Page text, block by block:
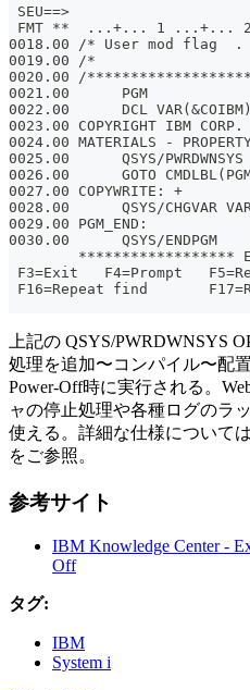
SEU==>
FMT **  ...+... 1
0018.00 /* User mod
0019.00 /*
0020.00 /
0021.00      PGM
0022.00      DCL
0023.00 COPYRIGHT IBM
0024.00 MATERIALS -
0025.00      QSYS/PWRDWNSYS
0026.00      GOTO
0027.00 COPYWRITE: +
0028.00      QSYS/CHGVAR
0029.00 PGM_END:
0030.00      QSYS/ENDPGM
******************
F3=Exit   F4=Prompt
F16=Repeat find
上記の QSYS/PWRDWNSYS
処理を追加〜コンパイル〜配
Power-Off時に実行される。
ャの停止処理や各種ログのラ
使える。詳細な仕様について
をご参照。
参考サイト
IBM Knowledge Center -
Off
タグ:
IBM
System i